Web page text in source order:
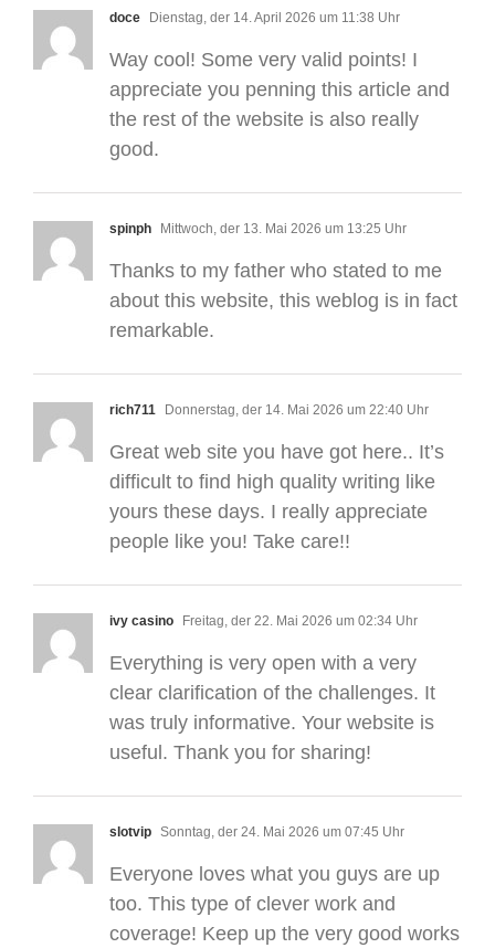
doce Dienstag, der 14. April 2026 um 11:38 Uhr
Way cool! Some very valid points! I
appreciate you penning this article and
the rest of the website is also really
good.
spinph Mittwoch, der 13. Mai 2026 um 13:25 Uhr
Thanks to my father who stated to me
about this website, this weblog is in fact
remarkable.
rich711 Donnerstag, der 14. Mai 2026 um 22:40 Uhr
Great web site you have got here.. It’s
difficult to find high quality writing like
yours these days. I really appreciate
people like you! Take care!!
ivy casino Freitag, der 22. Mai 2026 um 02:34 Uhr
Everything is very open with a very
clear clarification of the challenges. It
was truly informative. Your website is
useful. Thank you for sharing!
slotvip Sonntag, der 24. Mai 2026 um 07:45 Uhr
Everyone loves what you guys are up
too. This type of clever work and
coverage! Keep up the very good works